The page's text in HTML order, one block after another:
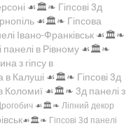
☙🏛️❧ Гіпсові 3д
☙🏛️❧ Гіпсова
Івано-Франківськ ☙🏛️❧
панелі в Рівному ☙🏛️❧
з гіпсу в
в Калуші ☙🏛️❧ Гіпсові 3д
Коломиї ☙🏛️❧ 3д панелі з
☙🏛️❧ Ліпний декор
☙🏛️❧ Гіпсові 3d панелі